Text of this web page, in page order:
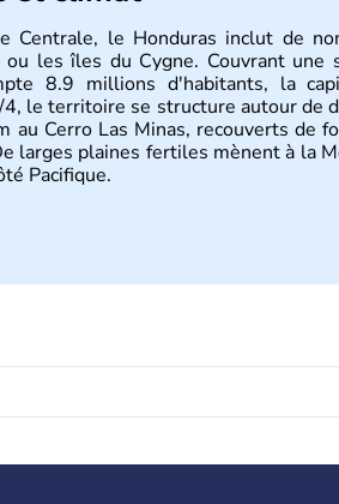
Centrale, le Honduras inclut de
les îles du Cygne. Couvrant une
8.9 millions d'habitants, la
le territoire se structure autour de
au Cerro Las Minas, recouverts de
larges plaines fertiles mènent à la
Pacifique.